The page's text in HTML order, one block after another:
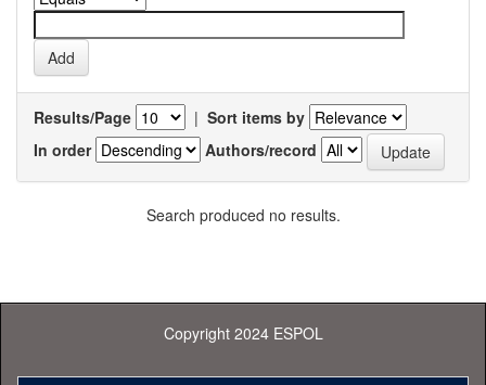
Results/Page | Sort items by
In order
Authors/record
Search produced no results.
Copyright 2024 ESPOL